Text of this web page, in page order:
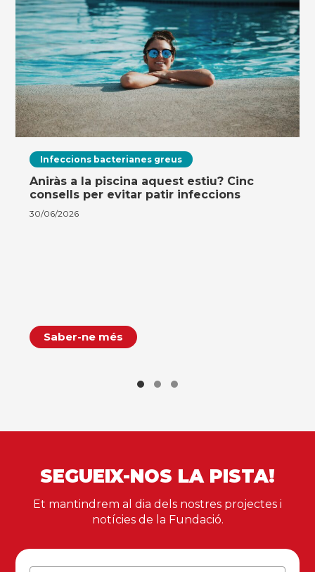
Infeccions bacterianes greus
Aniràs a la piscina aquest estiu? Cinc
consells per evitar patir infeccions
30/06/2026
Saber-ne més
SEGUEIX-NOS LA PISTA!
Et mantindrem al dia dels nostres projectes i
notícies de la Fundació.